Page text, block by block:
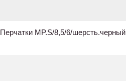
Перчатки MP.S/8,5/6/шерсть.черный